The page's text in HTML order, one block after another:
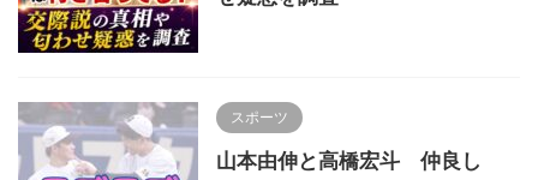
スポーツ
山本由伸と高橋宏斗 仲良し